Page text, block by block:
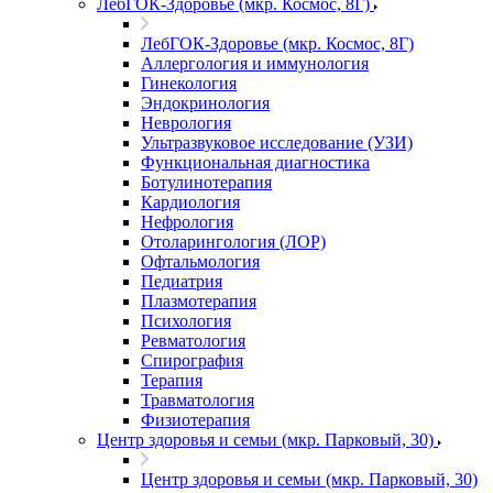
ЛебГОК-Здоровье (мкр. Космос, 8Г)
ЛебГОК-Здоровье (мкр. Космос, 8Г)
Аллергология и иммунология
Гинекология
Эндокринология
Неврология
Ультразвуковое исследование (УЗИ)
Функциональная диагностика
Ботулинотерапия
Кардиология
Нефрология
Отоларингология (ЛОР)
Офтальмология
Педиатрия
Плазмотерапия
Психология
Ревматология
Спирография
Терапия
Травматология
Физиотерапия
Центр здоровья и семьи (мкр. Парковый, 30)
Центр здоровья и семьи (мкр. Парковый, 30)